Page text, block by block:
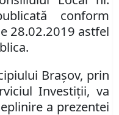
conform
28.02.2019 astfel
Braşov, prin
Investiţii, va
a prezentei